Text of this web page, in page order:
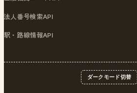
法人番号検索API
駅・路線情報API
ダークモード切替